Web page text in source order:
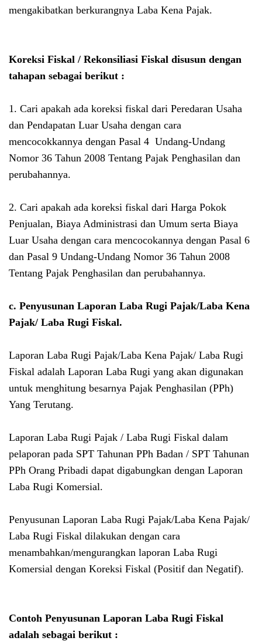
mengakibatkan berkurangnya Laba Kena Pajak.
Koreksi Fiskal / Rekonsiliasi Fiskal disusun dengan
tahapan sebagai berikut :
1. Cari apakah ada koreksi fiskal dari Peredaran Usaha
dan Pendapatan Luar Usaha dengan cara
mencocokkannya dengan Pasal 4 Undang-Undang
Nomor 36 Tahun 2008 Tentang Pajak Penghasilan dan
perubahannya.
2. Cari apakah ada koreksi fiskal dari Harga Pokok
Penjualan, Biaya Administrasi dan Umum serta Biaya
Luar Usaha dengan cara mencocokannya dengan Pasal 6
dan Pasal 9 Undang-Undang Nomor 36 Tahun 2008
Tentang Pajak Penghasilan dan perubahannya.
c. Penyusunan Laporan Laba Rugi Pajak/Laba Kena
Pajak/ Laba Rugi Fiskal.
Laporan Laba Rugi Pajak/Laba Kena Pajak/ Laba Rugi
Fiskal adalah Laporan Laba Rugi yang akan digunakan
untuk menghitung besarnya Pajak Penghasilan (PPh)
Yang Terutang.
Laporan Laba Rugi Pajak / Laba Rugi Fiskal dalam
pelaporan pada SPT Tahunan PPh Badan / SPT Tahunan
PPh Orang Pribadi dapat digabungkan dengan Laporan
Laba Rugi Komersial.
Penyusunan Laporan Laba Rugi Pajak/Laba Kena Pajak/
Laba Rugi Fiskal dilakukan dengan cara
menambahkan/mengurangkan laporan Laba Rugi
Komersial dengan Koreksi Fiskal (Positif dan Negatif).
Contoh Penyusunan Laporan Laba Rugi Fiskal
adalah sebagai berikut :